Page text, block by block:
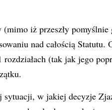
iż przeszły pomyślnie
nad całością
rozdziałach (tak jak jego
w jakiej decyzje